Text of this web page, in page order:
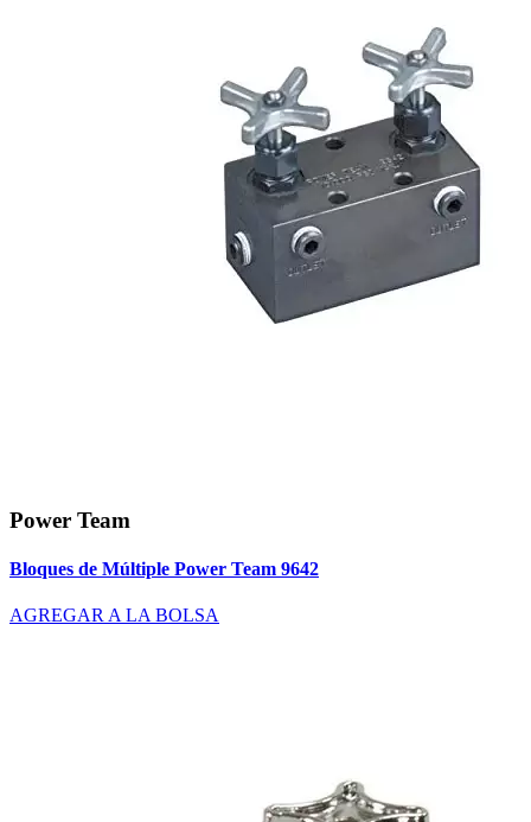
Power Team
Bloques de Múltiple Power Team 9642
AGREGAR A LA BOLSA